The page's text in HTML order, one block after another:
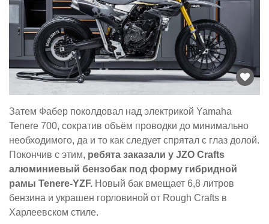
Затем Фабер поколдовал над электрикой Yamaha
Tenere 700, сократив объём проводки до минимально
необходимого, да и то как следует спрятал с глаз долой.
Покончив с этим, ребята заказали у JZO Crafts
алюминиевый бензобак под форму гибридной
рамы Tenere-YZF. Новый бак вмещает 6,8 литров
бензина и украшен горловиной от Rough Crafts в
Харлеевском стиле.